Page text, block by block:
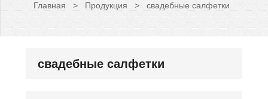
Главная > Продукция > свадебные салфетки
свадебные салфетки